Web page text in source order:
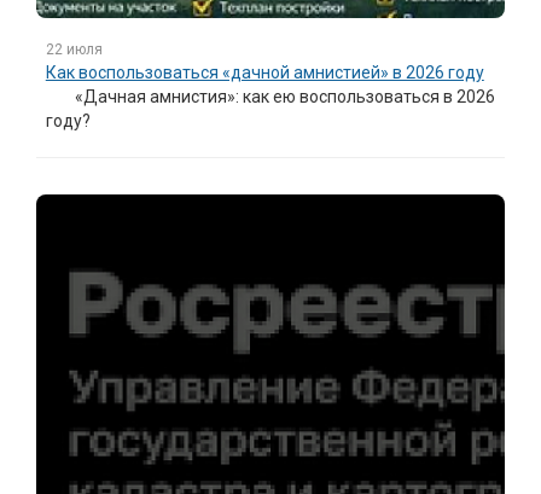
22 июля
Как воспользоваться «дачной амнистией» в 2026 году
«Дачная амнистия»: как ею воспользоваться в 2026
году?